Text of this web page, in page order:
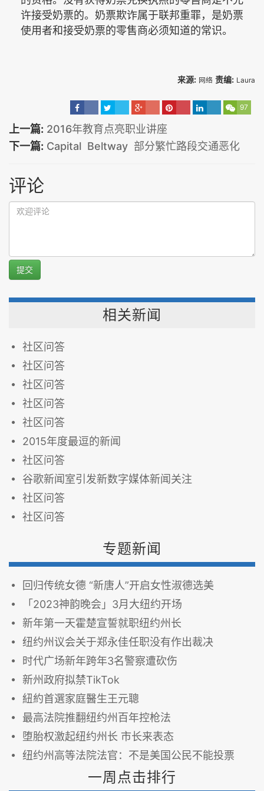
许接受奶票的。奶票欺诈属于联邦重罪，是奶票
使用者和接受奶票的零售商必须知道的常识。
来源: 网络 责编: Laura
97
上一篇: 2016年教育点亮职业讲座
下一篇: Capital Beltway 部分繁忙路段交通恶化
评论
提交
相关新闻
社区问答
社区问答
社区问答
社区问答
社区问答
2015年度最逗的新闻
社区问答
谷歌新闻室引发新数字媒体新闻关注
社区问答
社区问答
专题新闻
回归传统女德 “新唐人”开启女性淑德选美
「2023神韵晚会」3月大纽约开场
新年第一天霍楚宣誓就职纽约州长
纽约州议会关于郑永佳任职没有作出裁决
时代广场新年跨年3名警察遭砍伤
新州政府拟禁TikTok
紐約首選家庭醫生王元聰
最高法院推翻纽约州百年控枪法
堕胎权激起纽约州长 市长来表态
纽约州高等法院法官：不是美国公民不能投票
一周点击排行